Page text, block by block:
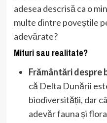
adesea descrisă ca o
multe dintre poveștile
adevărate?
Mituri sau realitate?
Frământări despre
că Delta Dunării
biodiversității, dar
adevăr fauna și